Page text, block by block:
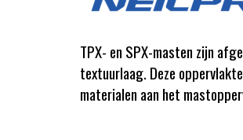
TPX- en SPX-masten zijn
textuurlaag. Deze
materialen aan het